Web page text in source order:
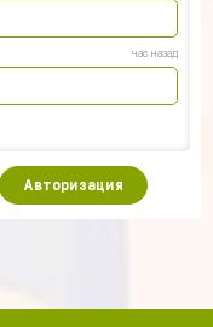
час назад
Авторизация